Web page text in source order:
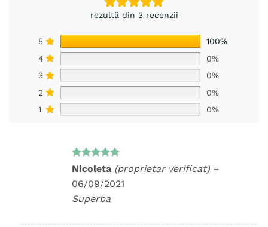
rezultă din 3 recenzii
5
100%
4
0%
3
0%
2
0%
1
0%
Evaluat la
Nicoleta (proprietar verificat) –
06/09/2021
Superba